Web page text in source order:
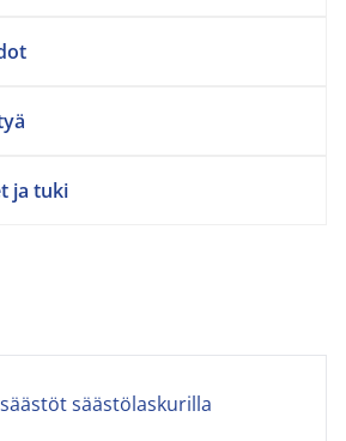
ja tuki
säästölaskurilla